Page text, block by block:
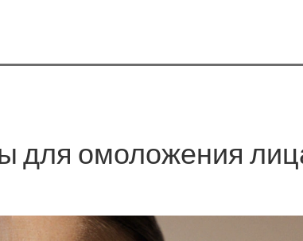
для омоложения